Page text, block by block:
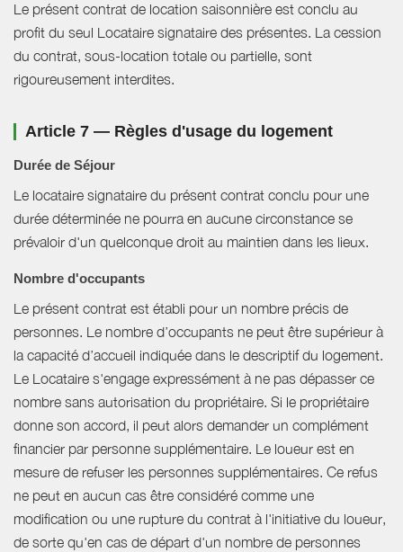
Le présent contrat de location saisonnière est conclu au
profit du seul Locataire signataire des présentes. La cession
du contrat, sous-location totale ou partielle, sont
rigoureusement interdites.
Article 7 — Règles d'usage du logement
Durée de Séjour
Le locataire signataire du présent contrat conclu pour une
durée déterminée ne pourra en aucune circonstance se
prévaloir d'un quelconque droit au maintien dans les lieux.
Nombre d'occupants
Le présent contrat est établi pour un nombre précis de
personnes. Le nombre d’occupants ne peut être supérieur à
la capacité d’accueil indiquée dans le descriptif du logement.
Le Locataire s'engage expressément à ne pas dépasser ce
nombre sans autorisation du propriétaire. Si le propriétaire
donne son accord, il peut alors demander un complément
financier par personne supplémentaire. Le loueur est en
mesure de refuser les personnes supplémentaires. Ce refus
ne peut en aucun cas être considéré comme une
modification ou une rupture du contrat à l'initiative du loueur,
de sorte qu'en cas de départ d'un nombre de personnes